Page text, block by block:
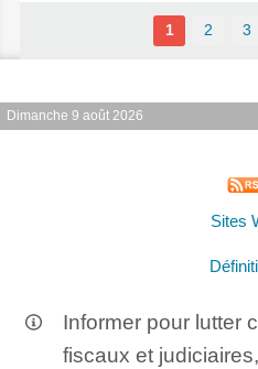
1 2 3
Dimanche 9 août 2026
Sites
Informer pour lutter
fiscaux et